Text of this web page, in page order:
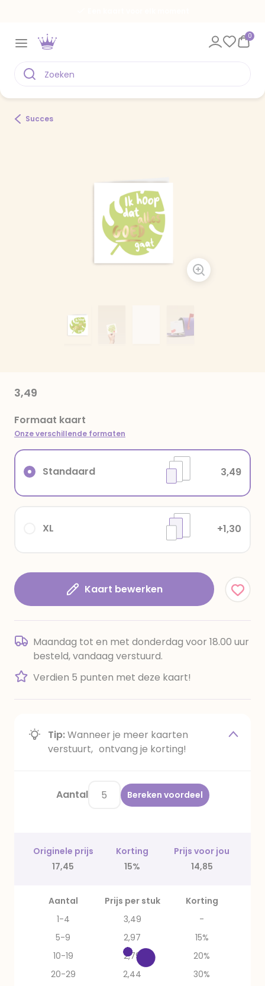
0
Succes
3,49
Formaat kaart
Onze verschillende formaten
XL +1,30
Standaard 3,49
Kaart bewerken
Maandag tot en met donderdag voor 18.00 uur
besteld, vandaag verstuurd.
Verdien 5 punten met deze kaart!
Tip:Wanneer je meer kaarten
verstuurt, ontvang je korting!
Aantal Bereken voordeel
Originele prijs Korting
Prijs voor jou
17,45
15% 14,85
Aantal Prijs per stuk
Korting
1-4
3,49
-
5-9
2,97
15%
10-19
2,79
20%
20-29
2,44
30%